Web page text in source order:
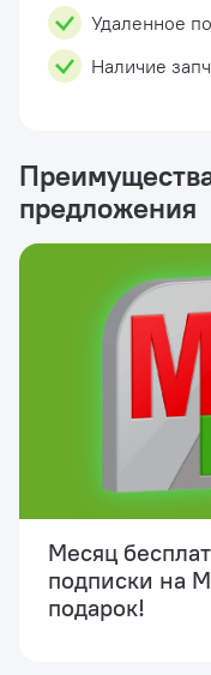
Удаленное
Наличие
предложения
Месяц
подписки на
подарок!